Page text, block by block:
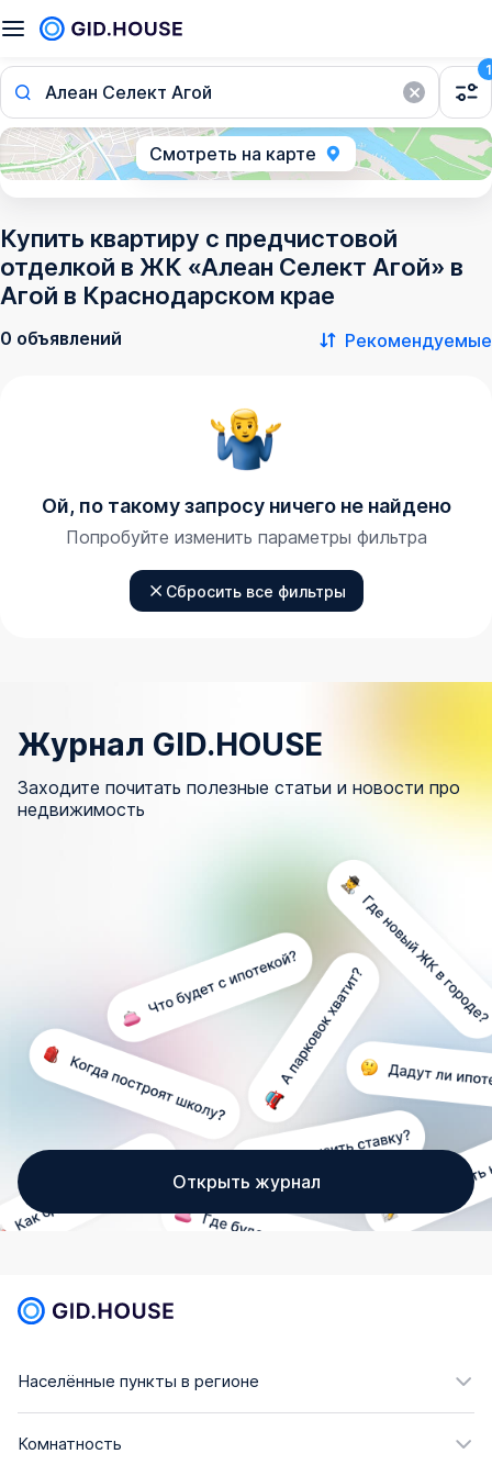
Алеан Селект Агой
1
Смотреть на карте
Купить квартиру с предчистовой
отделкой в ЖК «Алеан Селект Агой» в
Агой в Краснодарском крае
0 объявлений Рекомендуемые
Ой, по такому запросу ничего не найдено
Попробуйте изменить параметры фильтра
Сбросить все фильтры
Журнал GID.HOUSE
Заходите почитать полезные статьи и новости про
недвижимость
Открыть журнал
Населённые пункты в регионе
Комнатность